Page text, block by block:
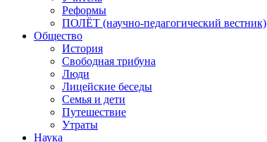
Реформы
ПОЛЁТ (научно-педагогический вестник)
Общество
История
Свободная трибуна
Люди
Лицейские беседы
Семья и дети
Путешествие
Утраты
Наука